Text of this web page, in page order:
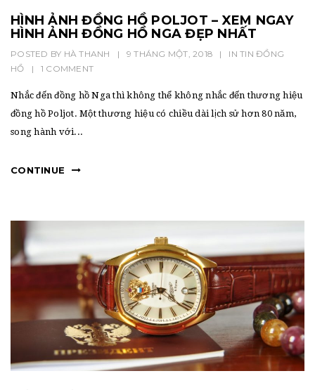
HÌNH ẢNH ĐỒNG HỒ POLJOT – XEM NGAY
HÌNH ẢNH ĐỒNG HỒ NGA ĐẸP NHẤT
POSTED BY HÀ THANH | 9 THÁNG MỘT, 2018 | IN TIN ĐỒNG
HỒ
| 1 COMMENT
Nhắc đến đồng hồ Nga thì không thể không nhắc đến thương hiệu
đồng hồ Poljot. Một thương hiệu có chiều dài lịch sử hơn 80 năm,
song hành với...
CONTINUE